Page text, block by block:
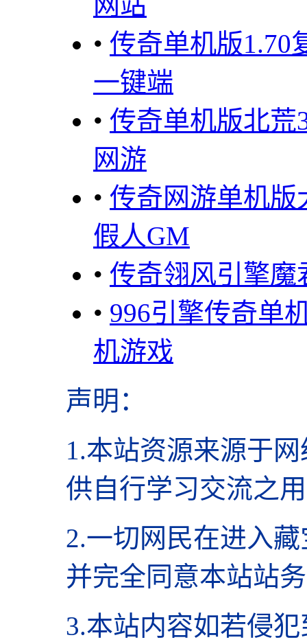
• 传奇单机版1.70
一键端
• 传奇单机版北荒
网游
• 传奇网游单机
假人GM
• 传奇翎风引擎魔
• 996引擎传奇单
机游戏
声明 ：
1.本站资源来源于
供自行学习交流之
2.一切网民在进入
并完全同意本站站
3.本站内容如若侵